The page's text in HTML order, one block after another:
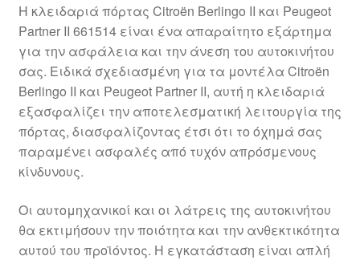
Μεταφορά
Ο λογαριασμός μου
Ολοκλήρωση αγοράς
Οροι και Προϋποθέσεις
Παγκόσμια αποστολή
Παράπονα
Η κλειδαριά πόρτας Citroën Berlingo II και Peugeot
Partner II 661514 είναι ένα απαραίτητο εξάρτημα
για την ασφάλεια και την άνεση του αυτοκινήτου
σας. Ειδικά σχεδιασμένη για τα μοντέλα Citroën
Berlingo II και Peugeot Partner II, αυτή η κλειδαριά
εξασφαλίζει την αποτελεσματική λειτουργία της
πόρτας, διασφαλίζοντας έτσι ότι το όχημά σας
παραμένει ασφαλές από τυχόν απρόσμενους
κίνδυνους.
Οι αυτομηχανικοί και οι λάτρεις της αυτοκινήτου
θα εκτιμήσουν την ποιότητα και την ανθεκτικότητα
αυτού του προϊόντος. Η εγκατάσταση είναι απλή